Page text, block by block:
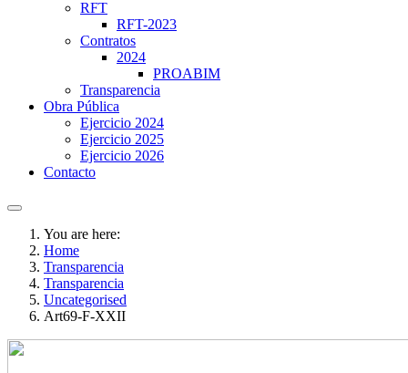
RFT
RFT-2023
Contratos
2024
PROABIM
Transparencia
Obra Pública
Ejercicio 2024
Ejercicio 2025
Ejercicio 2026
Contacto
You are here:
Home
Transparencia
Transparencia
Uncategorised
Art69-F-XXII